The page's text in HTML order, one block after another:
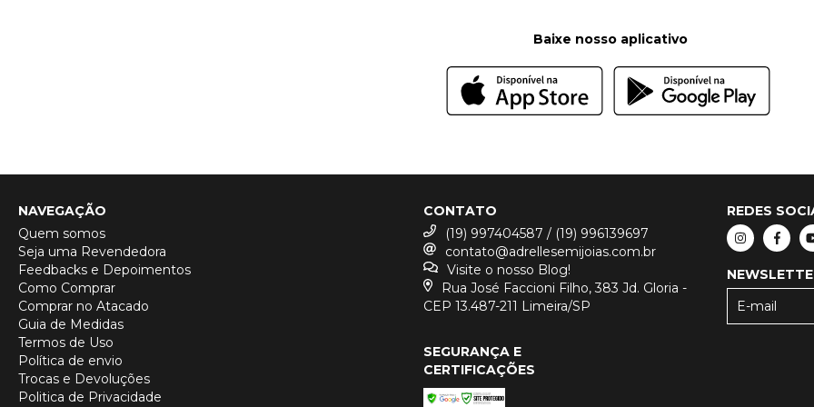
Baixe nosso aplicativo
NAVEGAÇÃO
Quem somos
Seja uma Revendedora
Feedbacks e Depoimentos
Como Comprar
Comprar no Atacado
Guia de Medidas
Termos de Uso
Política de envio
Trocas e Devoluções
Politica de Privacidade
CONTATO
(19) 997404587 / (19) 996139697
contato@adrellesemijoias.com.br
Visite o nosso Blog!
Rua José Faccioni Filho, 383 Jd. Gloria -
CEP 13.487-211 Limeira/SP
REDES
SEGURANÇA E
CERTIFICAÇÕES